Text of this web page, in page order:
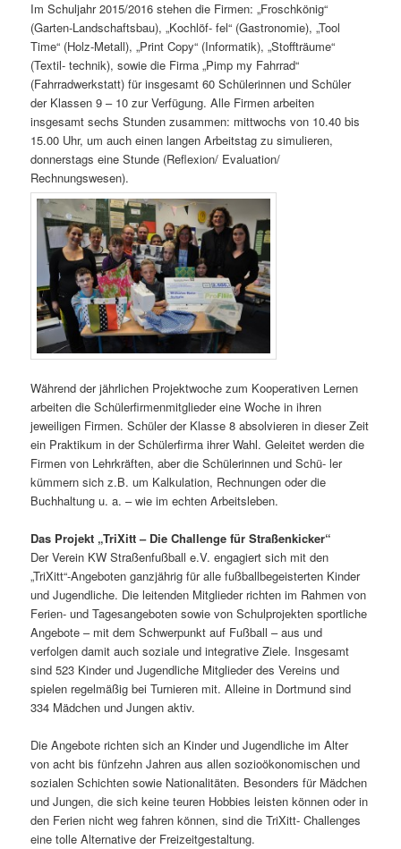
Im Schuljahr 2015/2016 stehen die Firmen: „Froschkönig“
(Garten-Landschaftsbau), „Kochlöf- fel“ (Gastronomie), „Tool
Time“ (Holz-Metall), „Print Copy“ (Informatik), „Stoffträume“
(Textil- technik), sowie die Firma „Pimp my Fahrrad“
(Fahrradwerkstatt) für insgesamt 60 Schülerinnen und Schüler
der Klassen 9 – 10 zur Verfügung. Alle Firmen arbeiten
insgesamt sechs Stunden zusammen: mittwochs von 10.40 bis
15.00 Uhr, um auch einen langen Arbeitstag zu simulieren,
donnerstags eine Stunde (Reflexion/ Evaluation/
Rechnungswesen).
Während der jährlichen Projektwoche zum Kooperativen Lernen
arbeiten die Schülerfirmenmitglieder eine Woche in ihren
jeweiligen Firmen. Schüler der Klasse 8 absolvieren in dieser Zeit
ein Praktikum in der Schülerfirma ihrer Wahl. Geleitet werden die
Firmen von Lehrkräften, aber die Schülerinnen und Schü- ler
kümmern sich z.B. um Kalkulation, Rechnungen oder die
Buchhaltung u. a. – wie im echten Arbeitsleben.
Das Projekt „TriXitt – Die Challenge für Straßenkicker“
Der Verein KW Straßenfußball e.V. engagiert sich mit den
„TriXitt“-Angeboten ganzjährig für alle fußballbegeisterten Kinder
und Jugendliche. Die leitenden Mitglieder richten im Rahmen von
Ferien- und Tagesangeboten sowie von Schulprojekten sportliche
Angebote – mit dem Schwerpunkt auf Fußball – aus und
verfolgen damit auch soziale und integrative Ziele. Insgesamt
sind 523 Kinder und Jugendliche Mitglieder des Vereins und
spielen regelmäßig bei Turnieren mit. Alleine in Dortmund sind
334 Mädchen und Jungen aktiv.
Die Angebote richten sich an Kinder und Jugendliche im Alter
von acht bis fünfzehn Jahren aus allen sozioökonomischen und
sozialen Schichten sowie Nationalitäten. Besonders für Mädchen
und Jungen, die sich keine teuren Hobbies leisten können oder in
den Ferien nicht weg fahren können, sind die TriXitt- Challenges
eine tolle Alternative der Freizeitgestaltung.